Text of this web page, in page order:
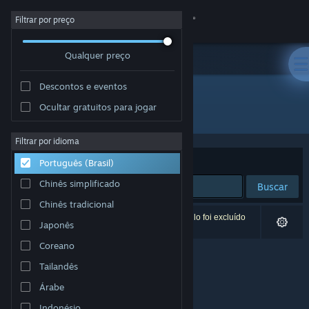
Iniciar sessão
Sobre
Suporte
Alterar idioma
Baixe o aplicativo móvel do Steam
Ver versão para computadores
Filtrar por preço
Qualquer preço
Descontos e eventos
Ocultar gratuitos para jogar
Filtrar por idioma
Português (Brasil)
Chinês simplificado
Chinês tradicional
Japonês
Coreano
Tailandês
Árabe
Desenvolvedor: Team VAC
Ordenar por Relevância
Buscar
0 resultados correspondem à sua busca. Um título foi excluído
de acordo com as suas preferências.